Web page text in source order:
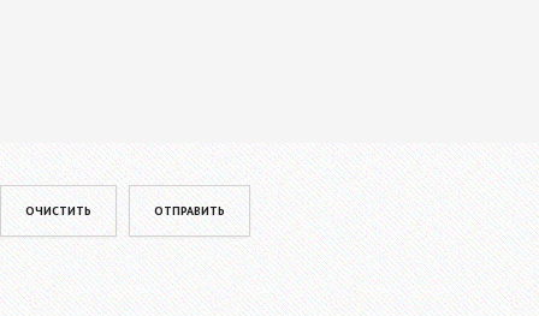
Please leave this field empty.